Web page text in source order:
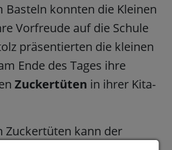
Basteln konnten die Kleinen
Vorfreude auf die Schule
präsentierten die kleinen
Ende des Tages ihre
Zuckertüten in ihrer Kita-
Zuckertüten kann der